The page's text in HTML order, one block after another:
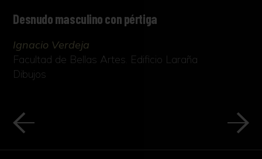
Desnudo masculino con pértiga
Ignacio Verdeja
Facultad de Bellas Artes. Edificio Laraña
Dibujos